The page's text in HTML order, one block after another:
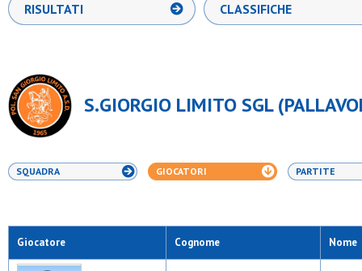
RISULTATI CLASSIFICHE
S.GIORGIO LIMITO SGL
SQUADRA GIOCATORI PARTITE
Giocatore Cognome Nome